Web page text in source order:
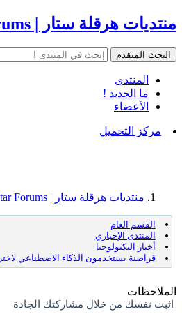
منتديات هرقلة ستار | Hergla Star Forums
المنتدى
ما الجديد !
الأعضاء
مركز التحميل
منتديات هرقلة ستار | Hergla Star Forums
القسم العام
المنتدى الإخباري
أخبار التكنولوجيا
قراصنة يستخدمون الذكاء الاصطناعي
الملاحظات
اثبت نفسك من خلال مشاركتك الجادة